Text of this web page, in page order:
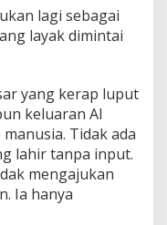
lagi sebagai
layak dimintai
yang kerap luput
keluaran AI
Tidak ada
lahir tanpa input.
mengajukan
Ia hanya